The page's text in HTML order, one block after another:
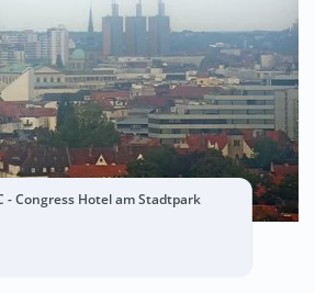
- Congress Hotel am Stadtpark